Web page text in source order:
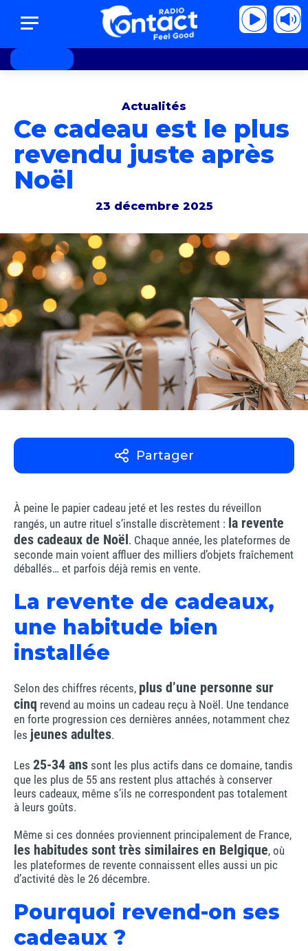
Linh - Je pense à vous Linh - Je pense à
Actualités
Ce cadeau est le plus
revendu juste après
Noël
23 décembre 2025
Partager
À peine le papier cadeau jeté et les restes du réveillon
rangés, un autre rituel s’installe discrètement : la revente
des cadeaux de Noël. Chaque année, les plateformes de
seconde main voient affluer des milliers d’objets fraîchement
déballés… et parfois déjà remis en vente.
La revente de cadeaux,
une habitude bien
installée
Selon des chiffres récents, plus d’une personne sur
cinq revend au moins un cadeau reçu à Noël. Une tendance
en forte progression ces dernières années, notamment chez
les jeunes adultes.
Les 25-34 ans sont les plus actifs dans ce domaine, tandis
que les plus de 55 ans restent plus attachés à conserver
leurs cadeaux, même s’ils ne correspondent pas totalement
à leurs goûts.
Même si ces données proviennent principalement de France,
les habitudes sont très similaires en Belgique, où
les plateformes de revente connaissent elles aussi un pic
d’activité dès le 26 décembre.
Pourquoi revend-on ses
cadeaux ?